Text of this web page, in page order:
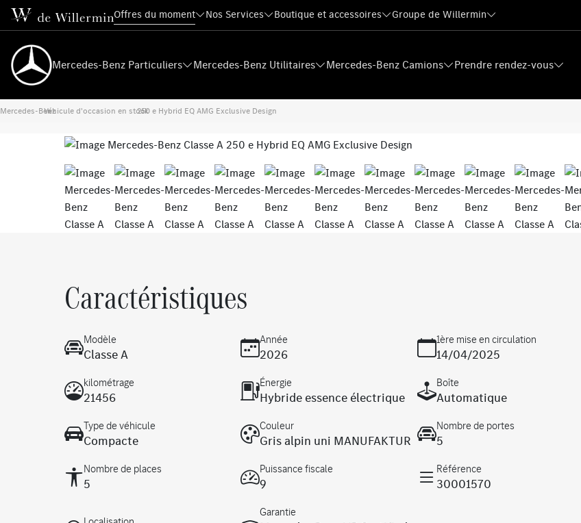
Offres du moment Nos Services Boutique et accessoires Groupe de Willermin
Mercedes-Benz Particuliers Mercedes-Benz Utilitaires Mercedes-Benz Camions Prendre rendez-vous
Mercedes-Benz
›
Véhicule d'occasion en stock
›
250 e Hybrid EQ AMG Exclusive Design
Previous Next
Caractéristiques
Modèle
Classe A
Année
2026
1ère mise en circulation
14/04/2025
kilométrage
21456
Énergie
Hybride essence électrique
Boîte
Automatique
Type de véhicule
Compacte
Couleur
Gris alpin uni MANUFAKTUR
Nombre de portes
5
Nombre de places
5
Puissance fiscale
9
Référence
30001570
Localisation
Garantie